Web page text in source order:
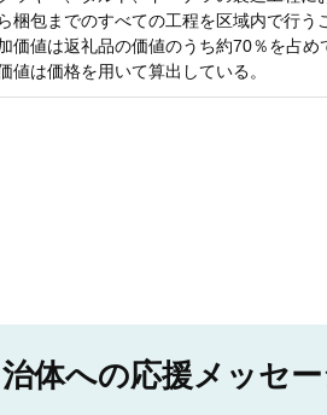
ら梱包までのすべての工程を区域内で行う
価値は返礼品の価値のうち約70％を占め
値は価格を用いて算出している。
体への応援メッセ